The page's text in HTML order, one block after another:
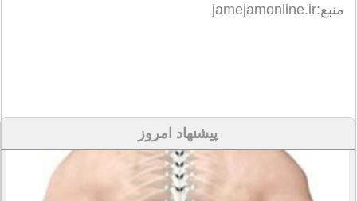
منبع:jamejamonline.ir
پیشنهاد امروز